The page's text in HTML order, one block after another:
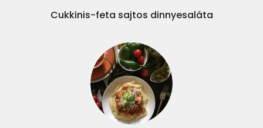
Cukkinis-feta sajtos dinnyesaláta